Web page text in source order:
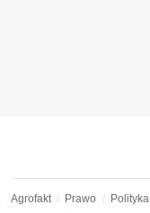
Agrofakt Prawo Polityka